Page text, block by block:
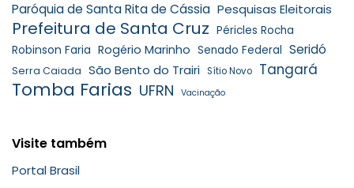
Paróquia de Santa Rita de Cássia Pesquisas Eleitorais
Prefeitura de Santa Cruz Péricles Rocha
Robinson Faria Rogério Marinho Senado Federal Seridó
Serra Caiada São Bento do Trairi Sítio Novo Tangará
Tomba Farias UFRN Vacinação
Visite também
Portal Brasil